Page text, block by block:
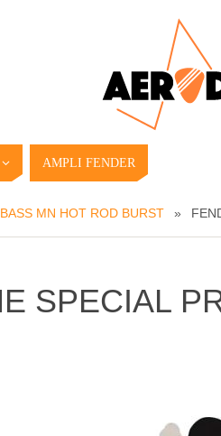
AMPLI FENDER
MN HOT ROD BURST »
SPECIAL